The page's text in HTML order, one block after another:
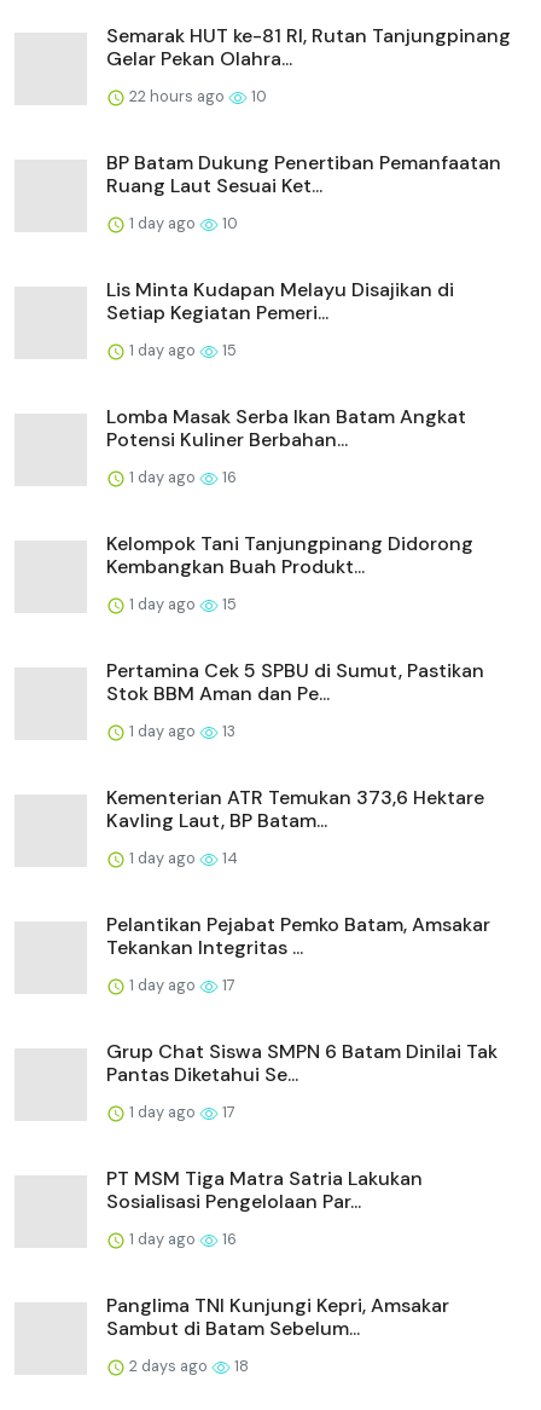
Semarak HUT ke-81 RI, Rutan Tanjungpinang
Gelar Pekan Olahra...
22 hours ago 10
BP Batam Dukung Penertiban Pemanfaatan
Ruang Laut Sesuai Ket...
1 day ago 10
Lis Minta Kudapan Melayu Disajikan di
Setiap Kegiatan Pemeri...
1 day ago 15
Lomba Masak Serba Ikan Batam Angkat
Potensi Kuliner Berbahan...
1 day ago 16
Kelompok Tani Tanjungpinang Didorong
Kembangkan Buah Produkt...
1 day ago 15
Pertamina Cek 5 SPBU di Sumut, Pastikan
Stok BBM Aman dan Pe...
1 day ago 13
Kementerian ATR Temukan 373,6 Hektare
Kavling Laut, BP Batam...
1 day ago 14
Pelantikan Pejabat Pemko Batam, Amsakar
Tekankan Integritas ...
1 day ago 17
Grup Chat Siswa SMPN 6 Batam Dinilai Tak
Pantas Diketahui Se...
1 day ago 17
PT MSM Tiga Matra Satria Lakukan
Sosialisasi Pengelolaan Par...
1 day ago 16
Panglima TNI Kunjungi Kepri, Amsakar
Sambut di Batam Sebelum...
2 days ago 18